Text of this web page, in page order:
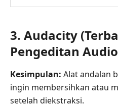
3. Audacity
Pengeditan
Kesimpulan: Alat andalan
ingin membersihkan atau
setelah diekstraksi.